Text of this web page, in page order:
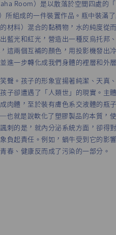
Room）是以散落於空間四處的
所組成的一件裝置作品。瓶中裝滿
材料）混合的黏稠物，水的純度從
藍光和紅光，營造出一種反烏托邦
這兩個互補的顏色，用投影機發出
進一步轉化成我們身體的裡層和外層
聲。孩子的形象宣揚著純潔、天真
子卻遭遇了「人類世」的現實。主
肉體，至於裝有膚色系交液體的瓶
就是說軟化了塑膠製品的本質，
刺的是，就內分泌系統方面，卻得
負起責任。例如，蝸牛受到它的影
春、健康反而成了污染的一部分。